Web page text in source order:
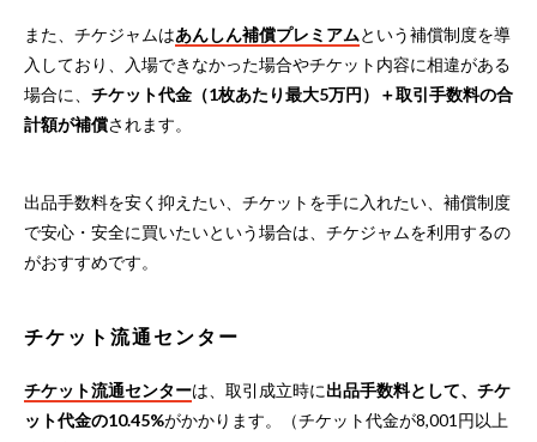
また、チケジャムはあんしん補償プレミアムという補償制度を導
入しており、入場できなかった場合やチケット内容に相違がある
場合に、 チケット代金（1枚あたり最大5万円）＋取引手数料の合
計額が補償されます。
出品手数料を安く抑えたい、チケットを手に入れたい、補償制度
で安心・安全に買いたいという場合は、チケジャムを利用するの
がおすすめです。
チケット流通センター
チケット流通センターは、取引成立時に出品手数料として、チケ
ット代金の10.45%がかかります。（チケット代金が8,001円以上